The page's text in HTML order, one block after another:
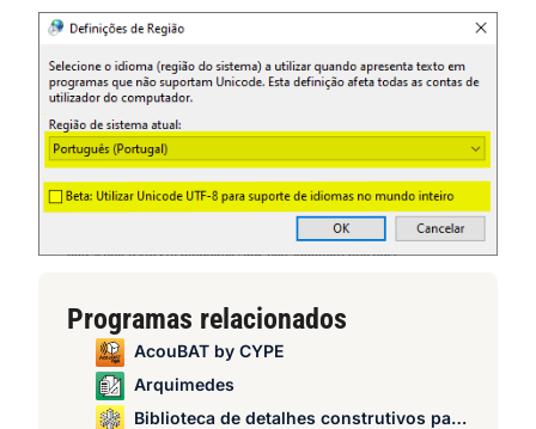
Programas relacionados
AcouBAT by CYPE
Arquimedes
Biblioteca de detalhes construtivos para estruturas